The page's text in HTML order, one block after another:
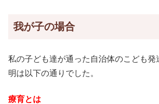
我が子の場合
私の子ども達が通った自治体のこども発
明は以下の通りでした。
療育とは